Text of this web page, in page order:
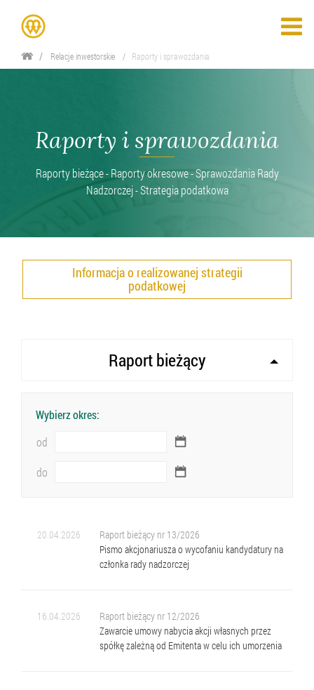
Relacje inwestorskie Raporty i sprawozdania
Raporty i sprawozdania
Raporty bieżące - Raporty okresowe - Sprawozdania Rady
Nadzorczej - Strategia podatkowa
Informacja o realizowanej strategii
podatkowej
Raport bieżący
Wybierz okres:
od
do
20.04.2026
Raport bieżący nr 13/2026
Pismo akcjonariusza o wycofaniu kandydatury na
członka rady nadzorczej
16.04.2026
Raport bieżący nr 12/2026
Zawarcie umowy nabycia akcji własnych przez
spółkę zależną od Emitenta w celu ich umorzenia